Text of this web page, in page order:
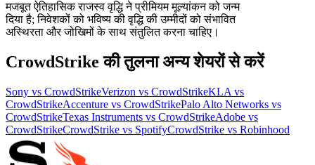
मजबूत ऐतिहासिक राजस्व वृद्धि ने प्रीमियम मूल्यांकन को जन्म
दिया है; निवेशकों को भविष्य की वृद्धि की उम्मीदों को संभावित
अस्थिरता और जोखिमों के साथ संतुलित करना चाहिए।
CrowdStrike की तुलना अन्य शेयरों से करें
Sony vs CrowdStrikeVerizon vs CrowdStrikeKLA vs
CrowdStrikeAccenture vs CrowdStrikePalo Alto Networks vs
CrowdStrikeTexas Instruments vs CrowdStrikeAdobe vs
CrowdStrikeCrowdStrike vs SpotifyCrowdStrike vs Robinhood